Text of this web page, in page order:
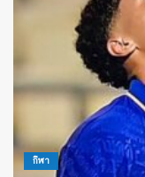
กีฬา